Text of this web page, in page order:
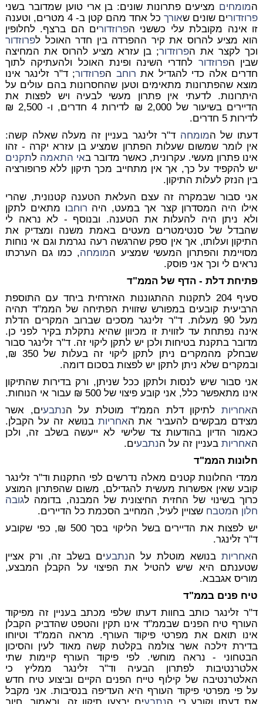
המומחים מציעים פתרונות שונים: בן ארי טוען שמדובר בשני
פרוזדורים שונים שאורך
כל אחד מהם קטן ב- 4 מטרים, וטענה
זו אינה מקובלת עלי כששני הפרוזדורים הם ברצף. לחלופין
הוא מציע להרוס את קיר ההפרדה בין חדר האוכל לפרוזדור
וכך לקצר את הפרוזדור; בן עזרא מציע להרוס את המחיצה
שבין הפרוזדור לחדרי השינה ופינת האוכל ולהעתיקה לתוך
חדרים אלה כדי להגדיל את רוחב הפרוזדור; ד"ר זלינגר אינו
מוצא שהפתרונות מתאימים וטען שהחסרונות בהם עולים על
היתרונות. לדעתי אין פתרון מעשי לבעיה ויש לפצות את
הדיירים בשיעור של 2,000 ₪ לדירות 4 חדרים, ו- 2,500 ₪
לדירות 5 חדרים.
דעתו של המומחה ד"ר זלינגר בעניין זה מעלה שאלה קשה:
אין לומר שמשום שעלות הפתרון שמציע בן עזרא יקרה - זהו
אינו פתרון מעשי. עקרונית, כאשר מדובר באי התאמה לתקנים
יש להקפיד על כך, אך אין מתחייב מכך תיקון ללא פרופורציה
בין הנזק לעלות התיקון.
אני סבור שבמקרה זה עצם העלאת הטענה קטנונית, שהרי
אילו היה המסדרון קצר אך במעט, היה רוחבו מתאים לתקן
ולא ניתן היה להעלות את הטענה. ובנוסף - לא נראה לי
שהבדל של סנטימטרים מעטים באמת משנה ומצדיק את
התיקון ועלותו, אך אין ספק שהרגשה רעה נגרמת וגם אי נוחות
מסויימת והפתרון המעשי שמציע המומחה, כמו גם הערכתו
נראים לי וכך אני פוסק.
פתיחת דלת - הדף של הממ"ד
סעיף 204 לתקנות ההתגוננות האזרחית ביחד עם התוספת
הרביעית קובעים במפורש שזווית הפתיחה של הממ"ד תהיה
מעל 90 מעלות. ד"ר זלינגר מסכים שברוב המקרים הדלת
אינה נפתחת עד לזווית זו מכיוון שהיא נתקלת בקיר לפני כן.
מדובר בתקנת בטיחות ולכן יש לתקן ליקוי זה. ד"ר זלינגר סבור
שבחלק מהמקרים ניתן לתקן ליקוי זה בעלות של 350 ₪,
ובמקרים שלא ניתן לתקן יש לפצות בסכום דומה.
אני סבור שיש לנסות ולתקן ככל שניתן, ורק בדירות שהתיקון
אינו מתאפשר כלל, אני קובע פיצוי של 500 ₪ עבור אי הנוחות.
האחריותלתיקון דלת הממ"ד מוטלת על הנתבעים, אשר
מצידם מבקשים להעביר את האחריות בנושא זה על הקבלן.
כאמור הדיון בהודעות צד שלישי לא ייעשה בשלב זה, ולכן
האחריותבעניין זה על הנתבעים.
חלונות הממ"ד
ממדי החלונות קטנים מאלה נדרשים לפי התקנות וד"ר זלינגר
קובע שאין אפשרות מעשית להגדילם, משום שהפתרון המוצע
כרוך בשינוי של החזית החיצונית של המבנה, בדומה לגובה
חלון המטבח שצויין לעיל, המחייב הסכמת כל הדיירים.
יש לפצות את הדיירים בשל הליקוי בסך 500 ₪, כפי שקובע
ד"ר זלינגר.
האחריותבנושא מוטלת על הנתבעים בשלב זה, ורק אציין
שטענתם היא שיש להטיל את הפיצוי על הקבלן המבצע,
מוריס אגבבא.
טיח פנים בממ"ד
ד"ר זלינגר כותב בחוות דעתו שלפי מכתב בעניין זה מפיקוד
העורף טיח הפנים שבממ"ד אינו תקין והטפט שהדביק הקבלן
אינו תואם את מפרטי פיקוד העורף. מראה הממ"ד וטיוחו
בדירת זילכה אשר צולמה בקלטת קשה מאוד לעין והסיכון
הבטחוני - נראה מוחשי. לפי פיקוד העורף קיימות שתי
אלטרנטיבות לפתרון הבעיה וד"ר זלינגר ממליץ כי
האלטרנטיבה של קילוף טייח הפנים הקיים וביצוע טיח חדש
על פי מפרטי פיקוד העורף היא העדיפה בנסיבות. אני מקבל
את דעתו וקובע כי הנתבעים יבצעו תיקון זה, וכאמור, חיוב